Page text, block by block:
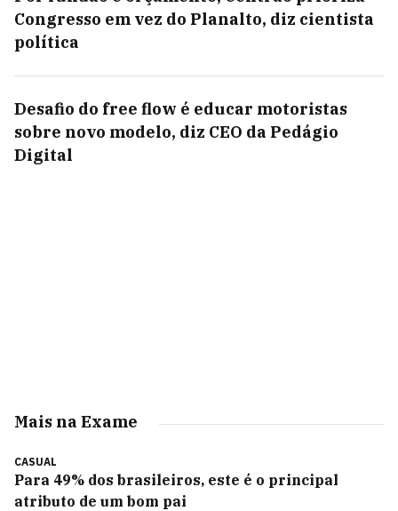
Congresso em vez do Planalto, diz cientista
política
Desafio do free flow é educar motoristas
sobre novo modelo, diz CEO da Pedágio
Digital
Mais na Exame
CASUAL
Para 49% dos brasileiros, este é o principal
atributo de um bom pai